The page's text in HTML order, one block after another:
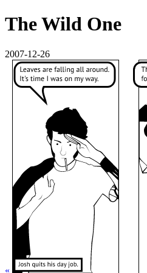
The Wild One
2007-12-26
«